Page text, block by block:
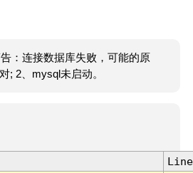
：连接数据库失败，可能的原
; 2、mysql未启动。
Line